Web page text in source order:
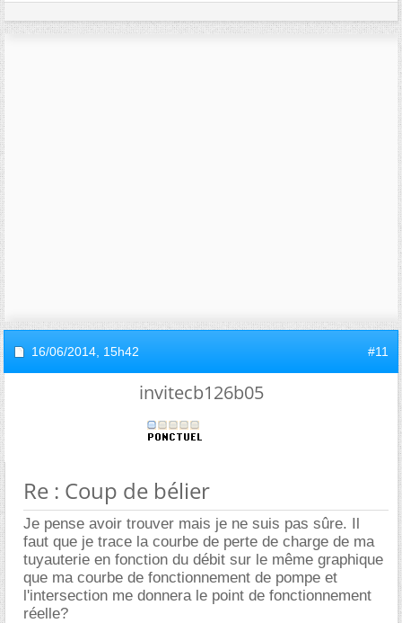
16/06/2014, 15h42 #11
invitecb126b05
Re : Coup de bélier
Je pense avoir trouver mais je ne suis pas sûre. Il
faut que je trace la courbe de perte de charge de ma
tuyauterie en fonction du débit sur le même graphique
que ma courbe de fonctionnement de pompe et
l'intersection me donnera le point de fonctionnement
réelle?